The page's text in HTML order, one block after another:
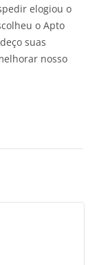
elogiou o
o Apto
suas
nosso